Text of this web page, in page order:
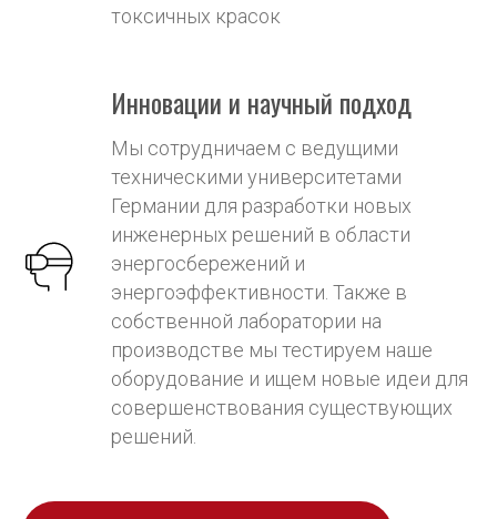
токсичных красок
Инновации и научный подход
Мы сотрудничаем с ведущими
техническими университетами
Германии для разработки новых
инженерных решений в области
энергосбережений и
энергоэффективности. Также в
собственной лаборатории на
производстве мы тестируем наше
оборудование и ищем новые идеи для
совершенствования существующих
решений.